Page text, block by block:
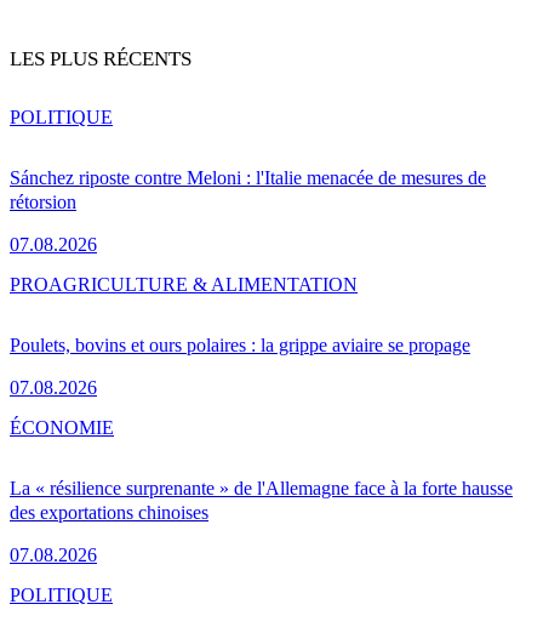
LES PLUS RÉCENTS
Sánchez riposte contre Meloni : l'Italie menacée de mesures de
rétorsion
07.08.2026
POLITIQUE
Poulets, bovins et ours polaires : la grippe aviaire se propage
07.08.2026
PROAGRICULTURE & ALIMENTATION
La « résilience surprenante » de l'Allemagne face à la forte hausse
des exportations chinoises
07.08.2026
ÉCONOMIE
POLITIQUE